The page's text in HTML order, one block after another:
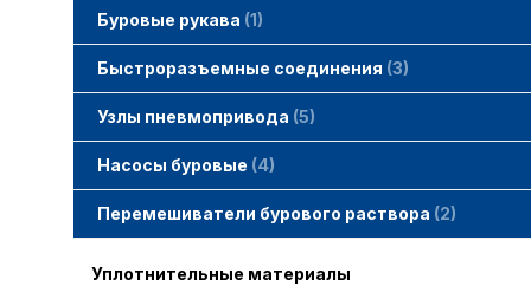
Буровые рукава 1
Быстроразъемные соединения 3
Узлы пневмопривода 5
Насосы буровые 4
Перемешиватели бурового раствора 2
Уплотнительные материалы